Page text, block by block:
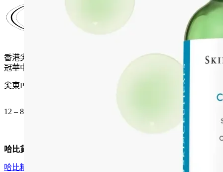
哈比貨品
哈比精選
香港尖沙咀麼地道61號
冠華中心地下G15號舖
尖東P2出口 步行一分鐘
12 – 8pm (公眾假期都開)